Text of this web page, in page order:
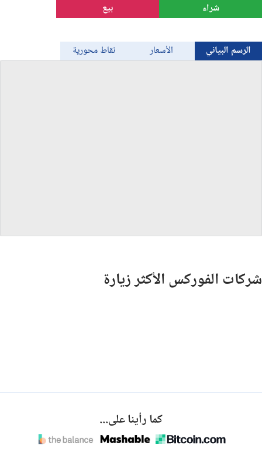
Bitcoin/USD
شراء بيع
الرسم البياني الأسعار نقاط محورية
شركات الفوركس الأكثر زيارة
كما رأينا على...